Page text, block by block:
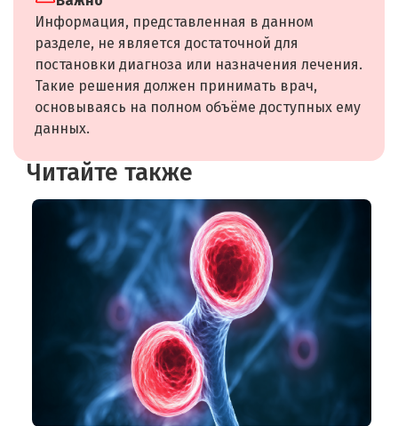
Информация, представленная в данном
разделе, не является достаточной для
постановки диагноза или назначения лечения.
Такие решения должен принимать врач,
основываясь на полном объёме доступных ему
данных.
Читайте также